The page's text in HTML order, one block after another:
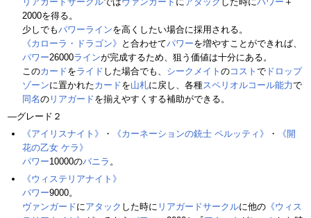
2000を得る。
少しでもパワーラインを高くしたい場合に採用される。
《カローラ・ドラゴン》 と合わせてパワーを増やすことができれば、
パワー26000ラインが完成するため、狙う価値は十分にある。
このカードをライド した場合でも、 シークメイト のコスト で ドロップ
ゾーンに置かれたカードを山札に戻し、各種スペリオルコール能力で
同名の リアガードを揃えやすくする補助ができる。
―グレード２
《アイリスナイト》
・ 《カーネーションの銃士 ペルッティ》 ・
《開
花の乙女 ケラ》
パワー10000のバニラ 。
《ウィステリアナイト》
パワー9000。
ヴァンガードにアタック した時に リアガードサークルに他の 《ウィス